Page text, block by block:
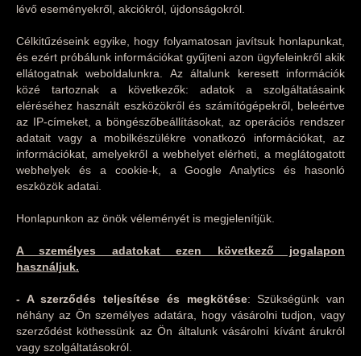
lévő eseményekről, akciókról, újdonságokról.
Célkitűzéseink egyike, hogy folyamatosan javítsuk honlapunkat,
és ezért próbálunk információkat gyűjteni azon ügyfeleinkről akik
ellátogatnak weboldalunkra. Az általunk keresett információk
közé tartoznak a következők: adatok a szolgáltatásaink
eléréséhez használt eszközökről és számítógépekről, beleértve
az IP-címeket, a böngészőbeállításokat, az operációs rendszer
adatait vagy a mobilkészülékre vonatkozó információkat, az
információkat, amelyekről a webhelyet elérheti, a meglátogatott
webhelyek és a cookie-k, a Google Analytics és hasonló
eszközök adatai.
Honlapunkon az önök véleményét is megjelenítjük.
A személyes adatokat ezen következő jogalapon
használjuk.
- A szerződés teljesítése és megkötése: Szükségünk van
néhány az Ön személyes adatára, hogy vásárolni tudjon, vagy
szerződést köthessünk az Ön általunk vásárolni kívánt árukról
vagy szolgáltatásokról.